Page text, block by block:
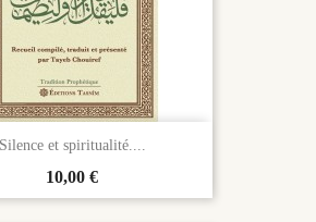
Silence et spiritualité....
Prix
10,00 €